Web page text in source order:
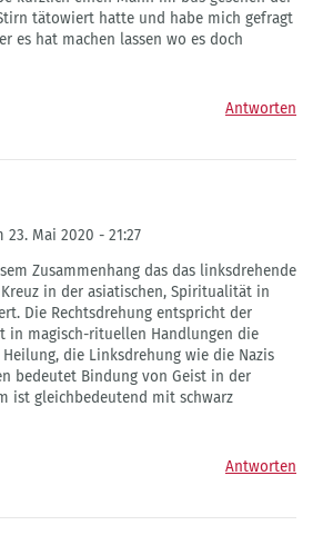
tätowiert hatte und habe mich gefragt
es hat machen lassen wo es doch
Antworten
Mai 2020 - 21:27
Zusammenhang das das linksdrehende
in der asiatischen, Spiritualität in
Die Rechtsdrehung entspricht der
in magisch-rituellen Handlungen die
die Linksdrehung wie die Nazis
bedeutet Bindung von Geist in der
ist gleichbedeutend mit schwarz
Antworten